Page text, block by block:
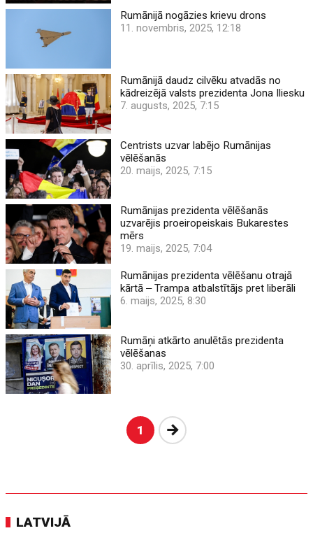
Rumānijā nogāzies krievu drons
11. novembris, 2025, 12:18
Rumānijā daudz cilvēku atvadās no
kādreizējā valsts prezidenta Jona Iliesku
7. augusts, 2025, 7:15
Centrists uzvar labējo Rumānijas
vēlēšanās
20. maijs, 2025, 7:15
Rumānijas prezidenta vēlēšanās
uzvarējis proeiropeiskais Bukarestes
mērs
19. maijs, 2025, 7:04
Rumānijas prezidenta vēlēšanu otrajā
kārtā ‒ Trampa atbalstītājs pret liberāli
6. maijs, 2025, 8:30
Rumāņi atkārto anulētās prezidenta
vēlēšanas
30. aprīlis, 2025, 7:00
1 Nākošā
LATVIJĀ